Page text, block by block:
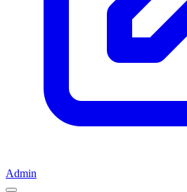
Admin